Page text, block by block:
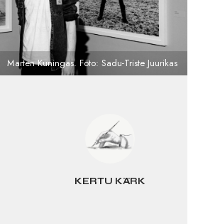
KERTU KÄRK
Marten Kuningas. Foto: Sadu-Triste Juurikas